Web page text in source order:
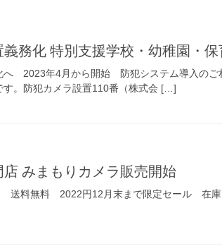
務化 特別支援学校・幼稚園・保
2023年4月から開始 防犯システム導入のご
す。防犯カメラ設置110番（株式会 […]
みまもりカメラ販売開始
無料 2022円12月末まで限定セール 在庫